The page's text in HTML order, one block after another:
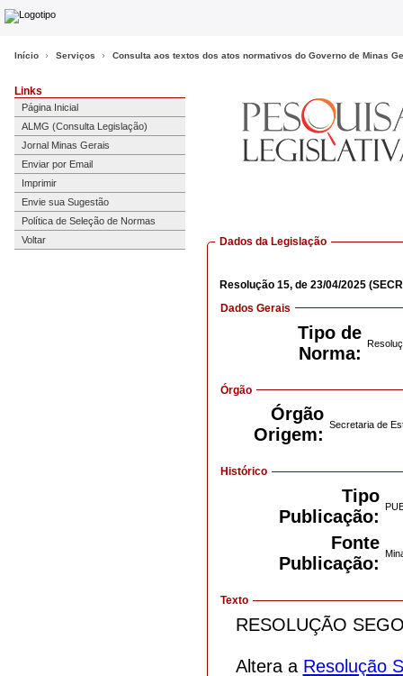
Início Serviços Consulta aos textos dos atos normativos do Governo de Minas
Links
Página Inicial
ALMG (Consulta Legislação)
Jornal Minas Gerais
Enviar por Email
Imprimir
Envie sua Sugestão
Política de Seleção de Normas
Voltar
Dados da Legislação
Resolução 15, de 23/04/2025
Dados Gerais
Tipo de
Norma:
Órgão
Órgão
Origem:
Secretaria de
Histórico
Tipo
Publicação:
Fonte
Publicação:
Texto
RESOLUÇÃO
Altera a Resolução